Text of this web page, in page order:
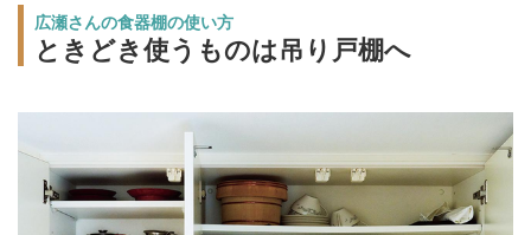
広瀬さんの食器棚の使い方
ときどき使うものは吊り戸棚へ